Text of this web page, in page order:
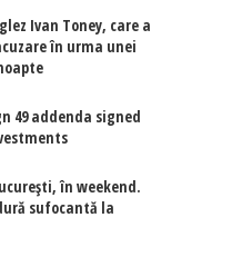
Ivan Toney, care a
în urma unei
49 addenda signed
în weekend.
sufocantă la